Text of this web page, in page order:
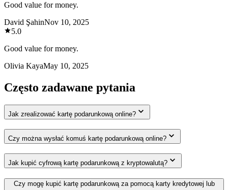
Good value for money.
David ŞahinNov 10, 2025
5.0
Good value for money.
Olivia KayaMay 10, 2025
Często zadawane pytania
Jak zrealizować kartę podarunkową online?
Czy można wysłać komuś kartę podarunkową online?
Jak kupić cyfrową kartę podarunkową z kryptowalutą?
Czy mogę kupić kartę podarunkową za pomocą karty kredytowej lub